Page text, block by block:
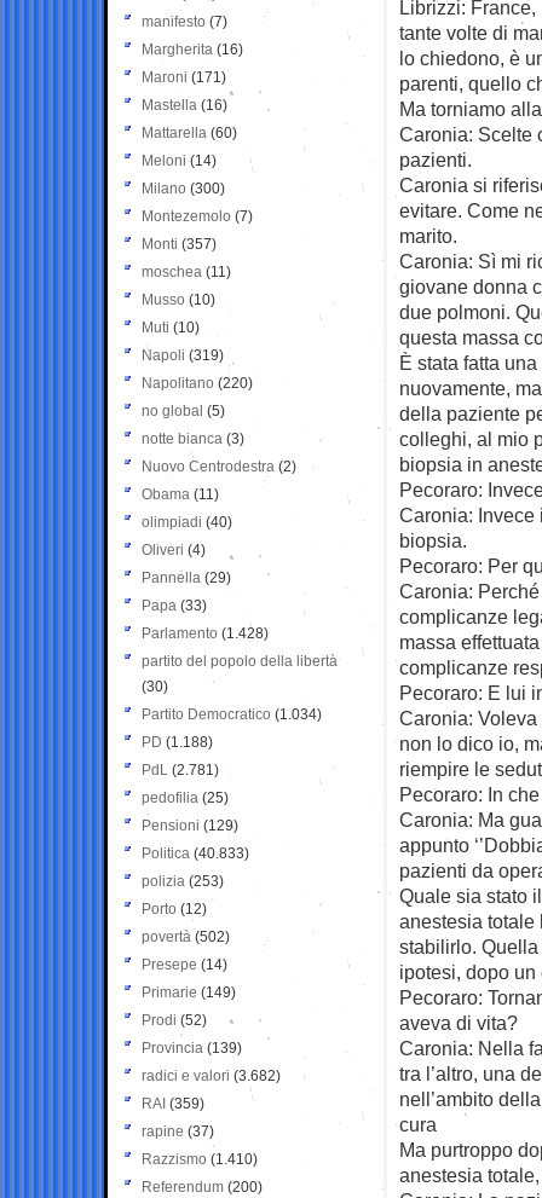
Librizzi:
tante volte di
lo chiedono, è
parenti, quello
Ma torniamo
Caronia: Scelte
pazienti.
Caronia si
evitare. Come
marito.
Caronia: Sì mi
giovane donna
due polmoni.
questa massa
È stata fatta
nuovamente,
della paziente
colleghi, al mio
biopsia in
Pecoraro:
Caronia: Invece
biopsia.
Pecoraro: Per
Caronia:
complicanze
massa
complicanze
Pecoraro: E lui
Caronia:
non lo dico io,
riempire le
Pecoraro: In
Caronia: Ma
appunto
pazienti da
Quale sia stato
anestesia totale
stabilirlo.
ipotesi, dopo
Pecoraro:
aveva di vita?
Caronia: Nella
tra l’altro, una
nell’ambito
cura
Ma purtroppo
anestesia
manifesto (7)
Margherita (16)
Maroni (171)
Mastella (16)
Mattarella (60)
Meloni (14)
Milano (300)
Montezemolo (7)
Monti (357)
moschea (11)
Musso (10)
Muti (10)
Napoli (319)
Napolitano (220)
no global (5)
notte bianca (3)
Nuovo Centrodestra (2)
Obama (11)
olimpiadi (40)
Oliveri (4)
Pannella (29)
Papa (33)
Parlamento (1.428)
partito del popolo della libertà
(30)
Partito Democratico (1.034)
PD (1.188)
PdL (2.781)
pedofilia (25)
Pensioni (129)
Politica (40.833)
polizia (253)
Porto (12)
povertà (502)
Presepe (14)
Primarie (149)
Prodi (52)
Provincia (139)
radici e valori (3.682)
RAI (359)
rapine (37)
Razzismo (1.410)
Referendum (200)